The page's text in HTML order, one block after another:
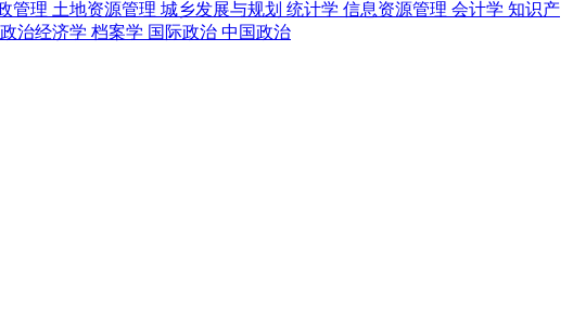
管理 土地资源管理 城乡发展与规划 统计学 信息资源管理 会计学 知识产
治经济学 档案学 国际政治 中国政治